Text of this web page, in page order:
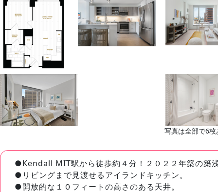
写真は全部で6
●Kendall MIT駅から徒歩約４分！２０２２年築の築
●リビングまで見渡せるアイランドキッチン。
●開放的な１０フィートの高さのある天井。